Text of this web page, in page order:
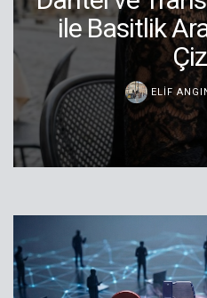
ile Basitlik
ELIF